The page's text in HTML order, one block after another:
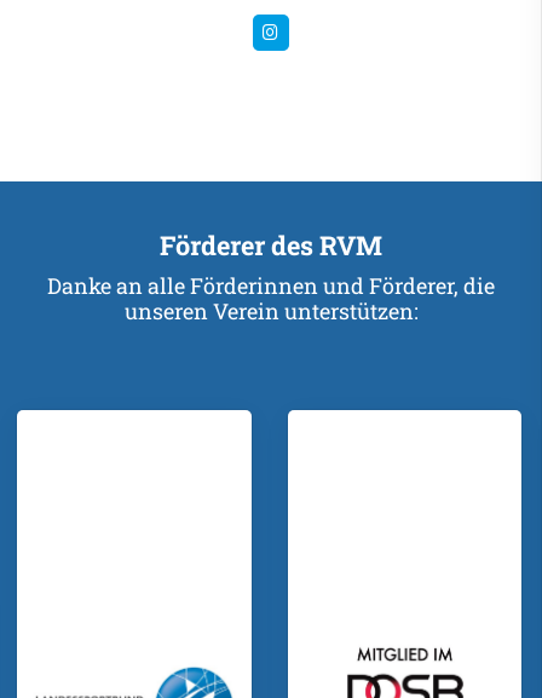
Förderer des RVM
Danke an alle Förderinnen und Förderer, die
unseren Verein unterstützen: